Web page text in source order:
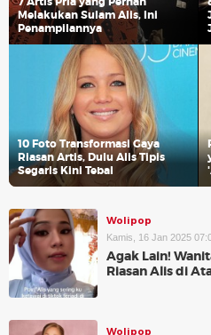
Melakukan Sulam Alis, Ini
Penampilannya
10 Foto Transformasi Gaya
Riasan Artis, Dulu Alis Tipis
Segaris Kini Tebal
Wolipop
Kamis, 16 Jan 2025
Agak Lain!
Riasan Alis di
Wolipop